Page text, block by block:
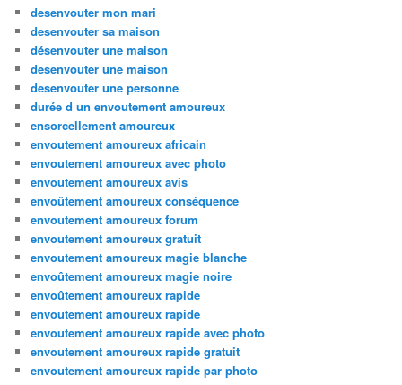
desenvouter mon mari
desenvouter sa maison
désenvouter une maison
desenvouter une maison
desenvouter une personne
durée d un envoutement amoureux
ensorcellement amoureux
envoutement amoureux africain
envoutement amoureux avec photo
envoutement amoureux avis
envoûtement amoureux conséquence
envoutement amoureux forum
envoutement amoureux gratuit
envoutement amoureux magie blanche
envoûtement amoureux magie noire
envoûtement amoureux rapide
envoutement amoureux rapide
envoutement amoureux rapide avec photo
envoutement amoureux rapide gratuit
envoutement amoureux rapide par photo